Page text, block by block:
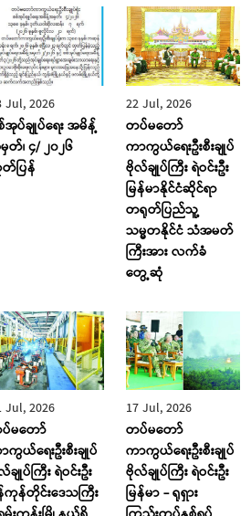
Jul, 2026
အုပ်ချုပ်ရေး အမိန့်
တ်၊ ၄/ ၂၀၂၆
ပြန်
22 Jul, 2026
တပ်မတော်
ကာကွယ်ရေးဦးစီးချုပ်
ဗိုလ်ချုပ်ကြီး ရဲဝင်းဦး
မြန်မာနိုင်ငံဆိုင်ရာ
တရုတ်ပြည်သူ့
သမ္မတနိုင်ငံ သံအမတ်
ကြီးအား လက်ခံ
တွေ့ဆုံ
Jul, 2026
မတော်
ကွယ်ရေးဦးစီးချုပ်
ချုပ်ကြီး ရဲဝင်းဦး
ကုန်တိုင်းဒေသကြီး
17 Jul, 2026
တပ်မတော်
ကာကွယ်ရေးဦးစီးချုပ်
ဗိုလ်ချုပ်ကြီး ရဲဝင်းဦး
မြန်မာ - ရုရှား